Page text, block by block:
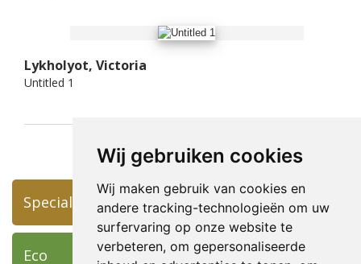
Wij gebruiken cookies
Wij maken gebruik van cookies en
andere tracking-technologieën om uw
surfervaring op onze website te
verbeteren, om gepersonaliseerde
Lykholyot, Victoria
Untitled 1
Specials
Eco